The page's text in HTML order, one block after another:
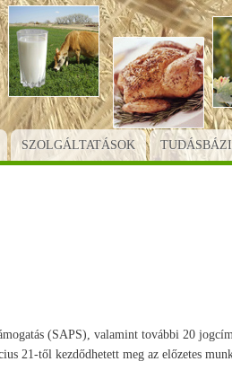
SZOLGÁLTATÁSOK
(SAPS), valamint további 20
21-től kezdődhetett meg az előzetes